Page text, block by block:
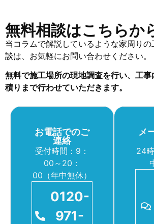
無料相談はこちらか
当コラムで解説しているような家周り
談は、お気軽にお問い合わせください。
無料で施工場所の現地調査を行い、工
積りまで行わせていただきます。
お電話でのご
連絡
受付時間：9：
00～20：
00（年中無休）
0120-
971-
メ
24